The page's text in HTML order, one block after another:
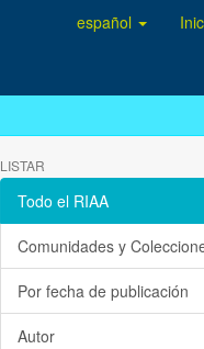
español
LISTAR
Todo el RIAA
Comunidades y
Por fecha de publicación
Autor